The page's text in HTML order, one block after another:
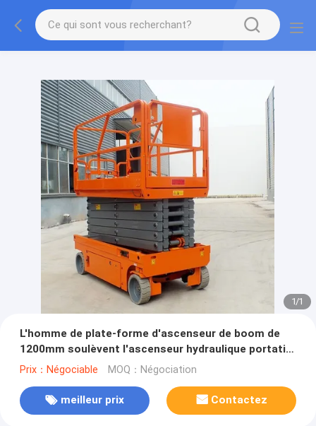
gtag('config', 'G-QWE9HWC3PF', {cookie_flags:
"SameSite=None;Secure"});
1/1
L'homme de plate-forme d'ascenseur de boom de
1200mm soulèvent l'ascenseur hydraulique portatif
de ciseaux
Prix：Négociable MOQ：Négociation
meilleur prix Contactez